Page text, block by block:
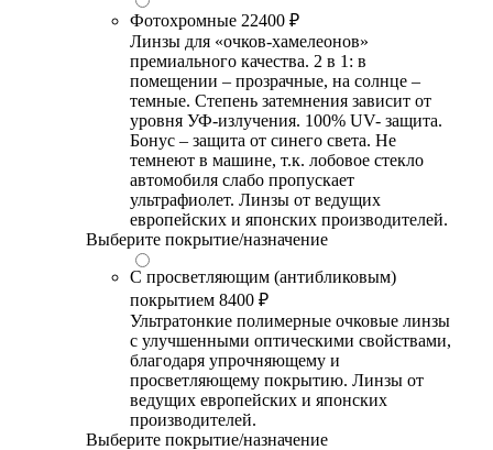
Фотохромные 22400 ₽
Линзы для «очков-хамелеонов»
премиального качества. 2 в 1: в
помещении – прозрачные, на солнце –
темные. Степень затемнения зависит от
уровня УФ-излучения. 100% UV- защита.
Бонус – защита от синего света. Не
темнеют в машине, т.к. лобовое стекло
автомобиля слабо пропускает
ультрафиолет. Линзы от ведущих
европейских и японских производителей.
Выберите покрытие/назначение
С просветляющим (антибликовым)
покрытием 8400 ₽
Ультратонкие полимерные очковые линзы
с улучшенными оптическими свойствами,
благодаря упрочняющему и
просветляющему покрытию. Линзы от
ведущих европейских и японских
производителей.
Выберите покрытие/назначение